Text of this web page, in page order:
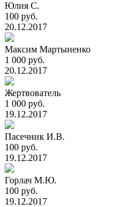
Юлия С.
100 руб.
20.12.2017
Максим Мартыненко
1 000 руб.
20.12.2017
Жертвователь
1 000 руб.
19.12.2017
Пасечник И.В.
100 руб.
19.12.2017
Горлач М.Ю.
100 руб.
19.12.2017